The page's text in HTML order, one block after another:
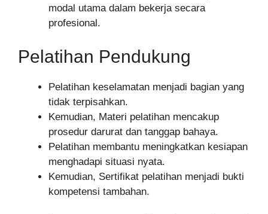
modal utama dalam bekerja secara
profesional.
Pelatihan Pendukung
Pelatihan keselamatan menjadi bagian yang
tidak terpisahkan.
Kemudian, Materi pelatihan mencakup
prosedur darurat dan tanggap bahaya.
Pelatihan membantu meningkatkan kesiapan
menghadapi situasi nyata.
Kemudian, Sertifikat pelatihan menjadi bukti
kompetensi tambahan.